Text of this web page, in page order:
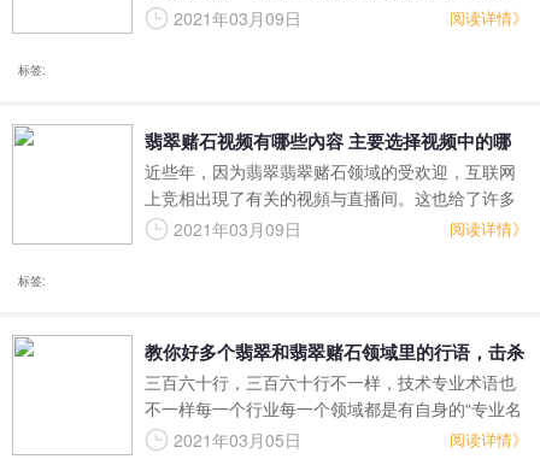
赌石在其中的额度波动，有些人廉价买进一开立即
2021年03月09日 阅读详情》
标签:
翡翠赌石视频有哪些內容 主要选择视频中的哪
一部分收看
近些年，因为翡翠翡翠赌石领域的受欢迎，互联网
上竞相出現了有关的视頻与直播间。这也给了许多
刚新手入门的新手许多 协助，让新大家更为形象化
2021年03月09日 阅读详情》
标签:
教你好多个翡翠和翡翠赌石领域里的行语，击杀
权威专家！
三百六十行，三百六十行不一样，技术专业术语也
不一样每一个行业每一个领域都是有自身的“专业名
词”，说白了专业术语是指行语，仅有说白了的“自家
2021年03月05日 阅读详情》